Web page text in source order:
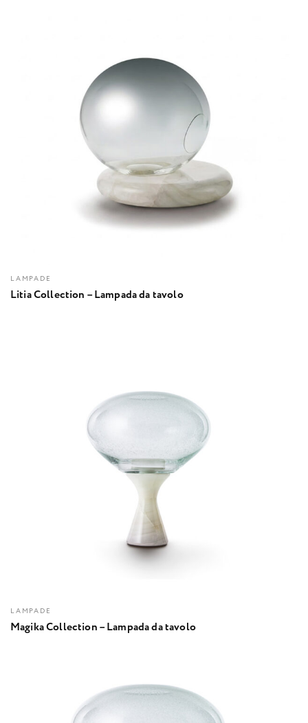
LAMPADE
Litia Collection – Lampada da tavolo
LAMPADE
Magika Collection – Lampada da tavolo